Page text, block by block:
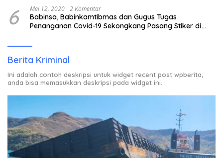
6 Mei 12, 2020 2 Komentar
Babinsa, Babinkamtibmas dan Gugus Tugas
Penanganan Covid-19 Sekongkang Pasang Stiker di
Berita Kriminal
Ini adalah contoh deskripsi untuk widget recent post wpberita,
anda bisa memasukkan deskripsi pada widget ini.